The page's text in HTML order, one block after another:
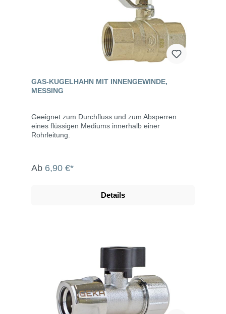
GAS-KUGELHAHN MIT INNENGEWINDE,
MESSING
Geeignet zum Durchfluss und zum Absperren
eines flüssigen Mediums innerhalb einer
Rohrleitung.
Ab 6,90 €*
Details